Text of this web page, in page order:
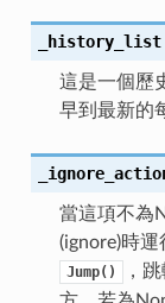
_history_list
這是一個歷
早到最新的
當這項不為
(ignore)時
Jump()
，